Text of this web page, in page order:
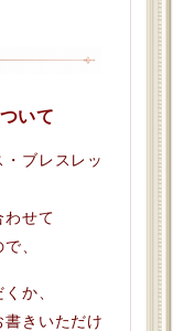
いて
ブレスレッ
わせて
、
か、
書きいただけ